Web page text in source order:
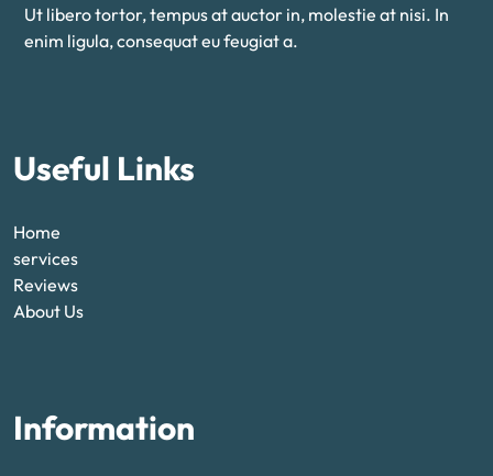
Ut libero tortor, tempus at auctor in, molestie at nisi. In
enim ligula, consequat eu feugiat a.
Useful Links
Home
services
Reviews
About Us
Information